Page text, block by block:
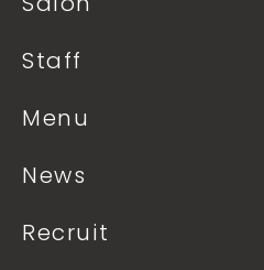
Staff
Menu
News
Recruit